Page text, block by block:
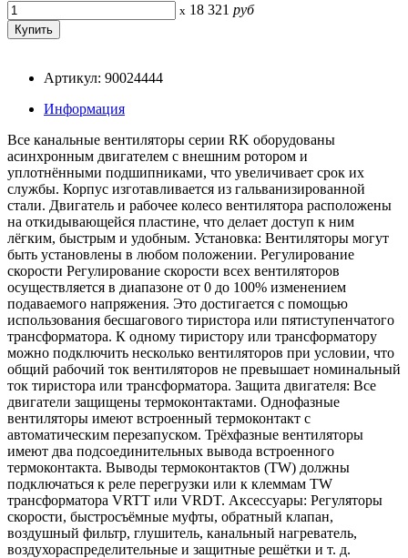
x 18 321 руб
Артикул: 90024444
Информация
Все канальные вентиляторы серии RK оборудованы
асинхронным двигателем с внешним ротором и
уплотнёнными подшипниками, что увеличивает срок их
службы. Корпус изготавливается из гальванизированной
стали. Двигатель и рабочее колесо вентилятора расположены
на откидывающейся пластине, что делает доступ к ним
лёгким, быстрым и удобным. Установка: Вентиляторы могут
быть установлены в любом положении. Регулирование
скорости Регулирование скорости всех вентиляторов
осуществляется в диапазоне от 0 до 100% изменением
подаваемого напряжения. Это достигается с помощью
использования бесшагового тиристора или пятиступенчатого
трансформатора. К одному тиристору или трансформатору
можно подключить несколько вентиляторов при условии, что
общий рабочий ток вентиляторов не превышает номинальный
ток тиристора или трансформатора. Защита двигателя: Все
двигатели защищены термоконтактами. Однофазные
вентиляторы имеют встроенный термоконтакт с
автоматическим перезапуском. Трёхфазные вентиляторы
имеют два подсоединительных вывода встроенного
термоконтакта. Выводы термоконтактов (TW) должны
подключаться к реле перегрузки или к клеммам TW
трансформатора VRTT или VRDT. Аксессуары: Регуляторы
скорости, быстросъёмные муфты, обратный клапан,
воздушный фильтр, глушитель, канальный нагреватель,
воздухораспределительные и защитные решётки и т. д.